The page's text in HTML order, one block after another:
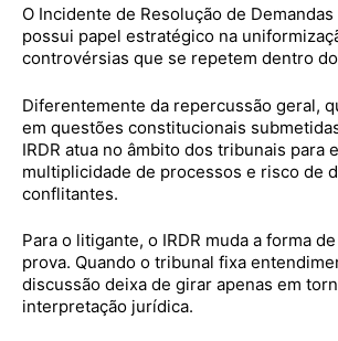
O Incidente de Resolução de
possui papel estratégico na
controvérsias que se repetem dentro
Diferentemente da repercussão geral,
em questões constitucionais
IRDR atua no âmbito dos tribunais para
multiplicidade de processos e risco de
conflitantes.
Para o litigante, o IRDR muda a forma
prova. Quando o tribunal fixa
discussão deixa de girar apenas em
interpretação jurídica.